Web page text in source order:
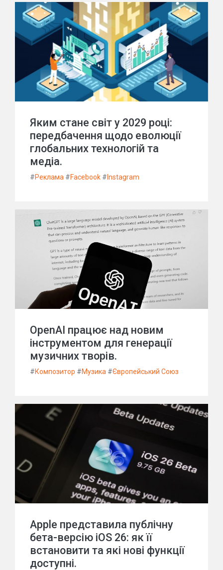
Яким стане світ у 2029 році:
передбачення щодо еволюції
глобальних технологій та
медіа.
#Реклама #Facebook # Instagram
OpenAI працює над новим
інструментом для генерації
музичних творів.
#Композитор #Музика #Європейський Союз
Apple представила публічну
бета-версію iOS 26: як її
встановити та які нові функції
доступні.